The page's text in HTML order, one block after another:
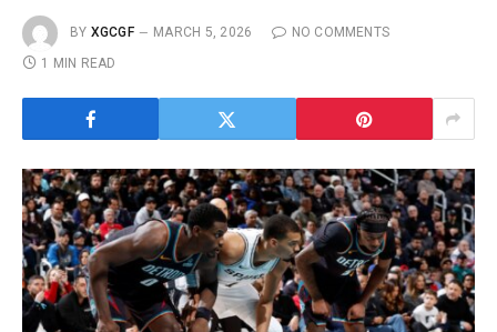
BY XGCGF MARCH 5, 2026
NO COMMENTS
1 MIN READ